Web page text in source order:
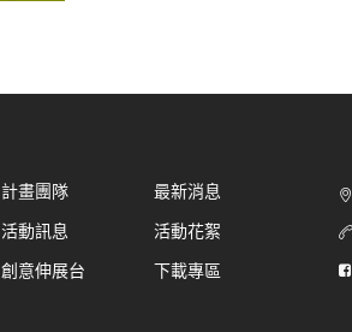
計畫團隊 最新消息
活動訊息 活動花絮
創意伸展台 下載專區